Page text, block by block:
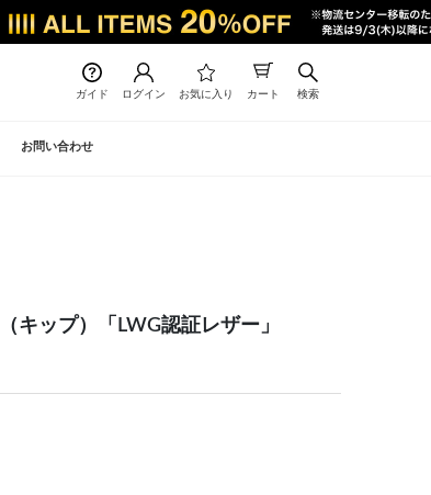
ガイド ログイン お気に入り カート 検索
お問い合わせ
キップ）「LWG認証レザー」